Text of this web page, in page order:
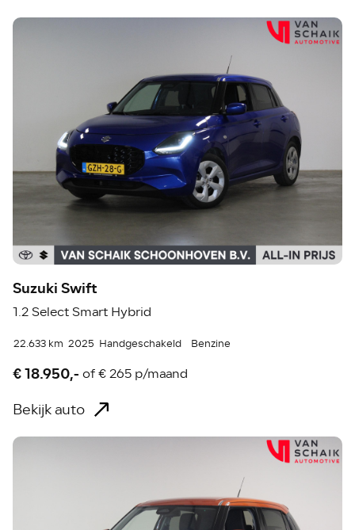
Suzuki Swift
1.2 Select Smart Hybrid
22.633 km 2025 Handgeschakeld Benzine
€ 18.950,- of€ 265 p/maand
Bekijk auto